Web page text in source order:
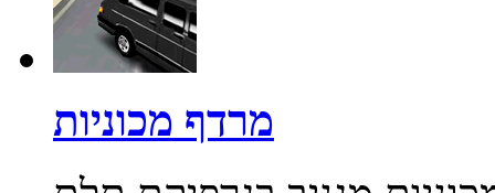
מרדף מכוניות